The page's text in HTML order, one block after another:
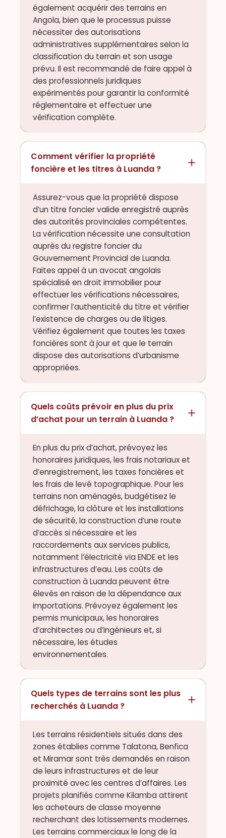
également acquérir des terrains en
Angola, bien que le processus puisse
nécessiter des autorisations
administratives supplémentaires selon la
classification du terrain et son usage
prévu. Il est recommandé de faire appel à
des professionnels juridiques
expérimentés pour garantir la conformité
réglementaire et effectuer une
vérification complète.
Comment vérifier la propriété
foncière et les titres à Luanda ?
Assurez-vous que la propriété dispose
d’un titre foncier valide enregistré auprès
des autorités provinciales compétentes.
La vérification nécessite une consultation
auprès du registre foncier du
Gouvernement Provincial de Luanda.
Faites appel à un avocat angolais
spécialisé en droit immobilier pour
effectuer les vérifications nécessaires,
confirmer l’authenticité du titre et vérifier
l’existence de charges ou de litiges.
Vérifiez également que toutes les taxes
foncières sont à jour et que le terrain
dispose des autorisations d’urbanisme
appropriées.
Quels coûts prévoir en plus du prix
d’achat pour un terrain à Luanda ?
En plus du prix d’achat, prévoyez les
honoraires juridiques, les frais notariaux et
d’enregistrement, les taxes foncières et
les frais de levé topographique. Pour les
terrains non aménagés, budgétisez le
défrichage, la clôture et les installations
de sécurité, la construction d’une route
d’accès si nécessaire et les
raccordements aux services publics,
notamment l’électricité via ENDE et les
infrastructures d’eau. Les coûts de
construction à Luanda peuvent être
élevés en raison de la dépendance aux
importations. Prévoyez également les
permis municipaux, les honoraires
d’architectes ou d’ingénieurs et, si
nécessaire, les études
environnementales.
Quels types de terrains sont les plus
recherchés à Luanda ?
Les terrains résidentiels situés dans des
zones établies comme Talatona, Benfica
et Miramar sont très demandés en raison
de leurs infrastructures et de leur
proximité avec les centres d’affaires. Les
projets planifiés comme Kilamba attirent
les acheteurs de classe moyenne
recherchant des lotissements modernes.
Les terrains commerciaux le long de la